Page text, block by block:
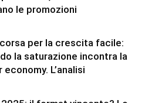
le promozioni
per la crescita facile:
la saturazione incontra la
economy. L’analisi